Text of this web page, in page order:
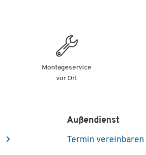
Montageservice
vor Ort
Außendienst
Termin vereinbaren